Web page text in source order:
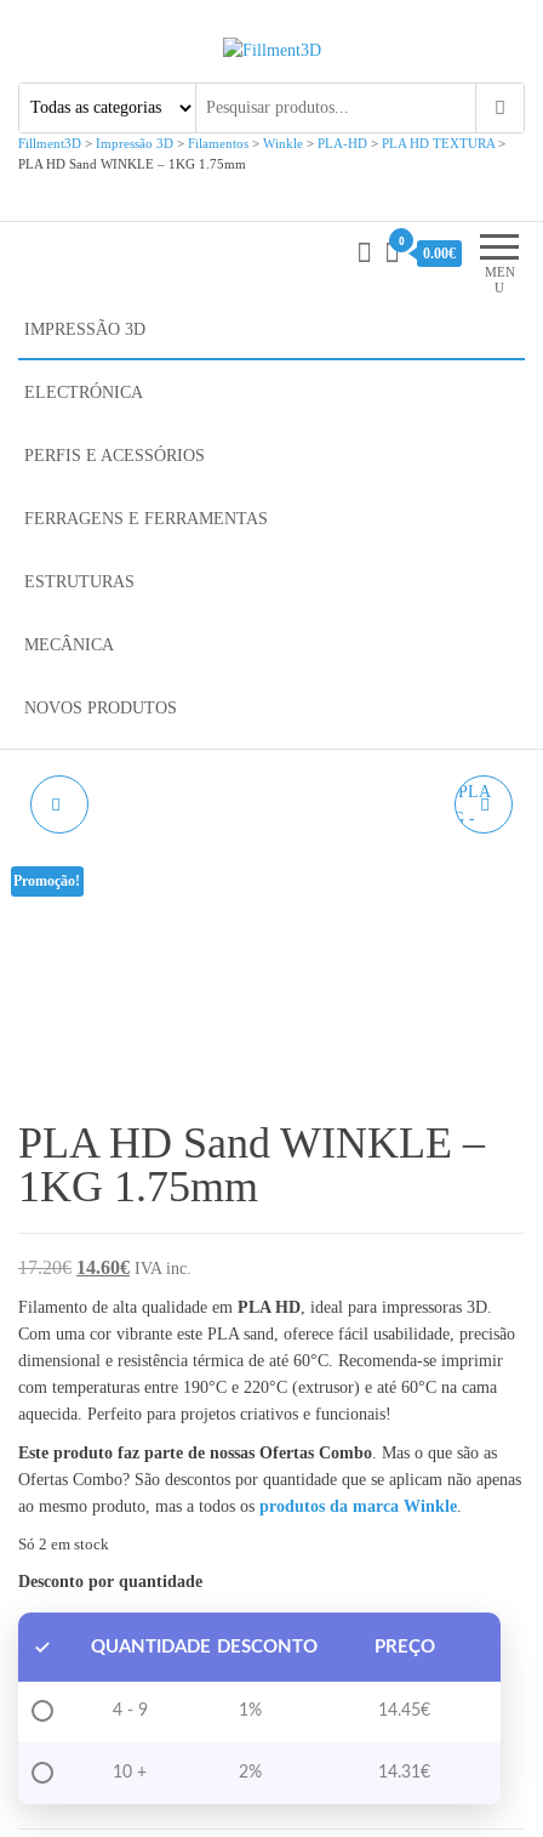
Fillment3D
Fillment3D > Impressão 3D > Filamentos > Winkle > PLA-HD > PLA HD TEXTURA >
PLA HD Sand WINKLE – 1KG 1.75mm
MEN
U
0
0.00€
IMPRESSÃO 3D
ELECTRÓNICA
PERFIS E ACESSÓRIOS
FERRAGENS E FERRAMENTAS
ESTRUTURAS
MECÂNICA
NOVOS PRODUTOS
CABO PARA NEMA 17
FICHA XH2.54 - 2000MM
Promoção!
PLA HD Sand WINKLE –
1KG 1.75mm
17.20€ O preço original era: 17.20€.
14.60€O preço atual é: 14.60€.
IVA inc.
Filamento de alta qualidade em PLA HD , ideal para impressoras 3D.
Com uma cor vibrante este PLA sand, oferece fácil usabilidade, precisão
dimensional e resistência térmica de até 60°C. Recomenda-se imprimir
com temperaturas entre 190°C e 220°C (extrusor) e até 60°C na cama
aquecida. Perfeito para projetos criativos e funcionais!
Este produto faz parte de nossas Ofertas Combo . Mas o que são as
Ofertas Combo? São descontos por quantidade que se aplicam não apenas
ao mesmo produto, mas a todos os produtos da marca Winkle
Só 2 em stock
Desconto por quantidade
QUANTIDADE DESCONTO PREÇO
4 - 9 1% 14.45€
10 + 2% 14.31 €